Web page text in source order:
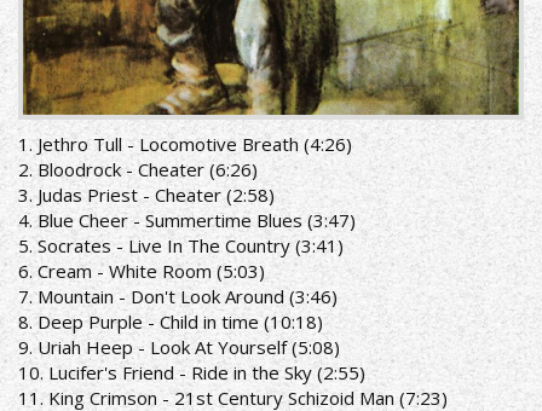
1. Jethro Tull - Locomotive Breath (4:26)
2. Bloodrock - Cheater (6:26)
3. Judas Priest - Cheater (2:58)
4. Blue Cheer - Summertime Blues (3:47)
5. Socrates - Live In The Country (3:41)
6. Cream - White Room (5:03)
7. Mountain - Don't Look Around (3:46)
8. Deep Purple - Child in time (10:18)
9. Uriah Heep - Look At Yourself (5:08)
10. Lucifer's Friend - Ride in the Sky (2:55)
11. King Crimson - 21st Century Schizoid Man (7:23)